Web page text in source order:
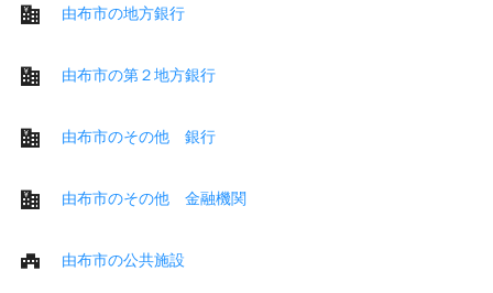
由布市の地方銀行
由布市の第２地方銀行
由布市のその他 銀行
由布市のその他 金融機関
由布市の公共施設